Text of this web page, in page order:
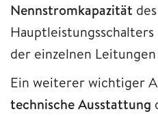
Nennstromkapazität des
der einzelnen
Ein weiterer wichtiger
technische Ausstattung